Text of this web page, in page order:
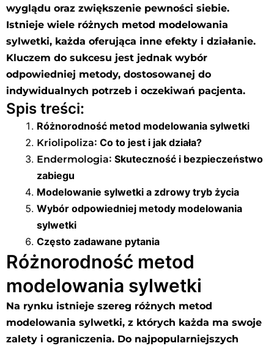
wyglądu oraz zwiększenie pewności siebie.
Istnieje wiele różnych metod modelowania
sylwetki, każda oferująca inne efekty i działanie.
Kluczem do sukcesu jest jednak wybór
odpowiedniej metody, dostosowanej do
indywidualnych potrzeb i oczekiwań pacjenta.
Spis treści:
Różnorodność metod modelowania sylwetki
Kriolipoliza: Co to jest i jak działa?
Endermologia: Skuteczność i bezpieczeństwo
zabiegu
Modelowanie sylwetki a zdrowy tryb życia
Wybór odpowiedniej metody modelowania
sylwetki
Często zadawane pytania
Różnorodność metod
modelowania sylwetki
Na rynku istnieje szereg różnych metod
modelowania sylwetki, z których każda ma swoje
zalety i ograniczenia. Do najpopularniejszych